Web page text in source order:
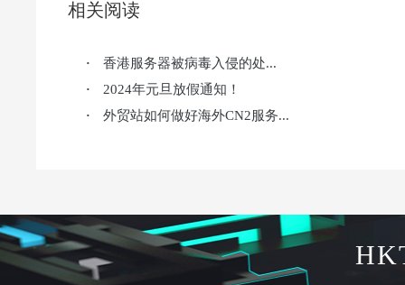
相关阅读
· 香港服务器被病毒入侵的处...
· 2024年元旦放假通知！
· 外贸站如何做好海外CN2服务...